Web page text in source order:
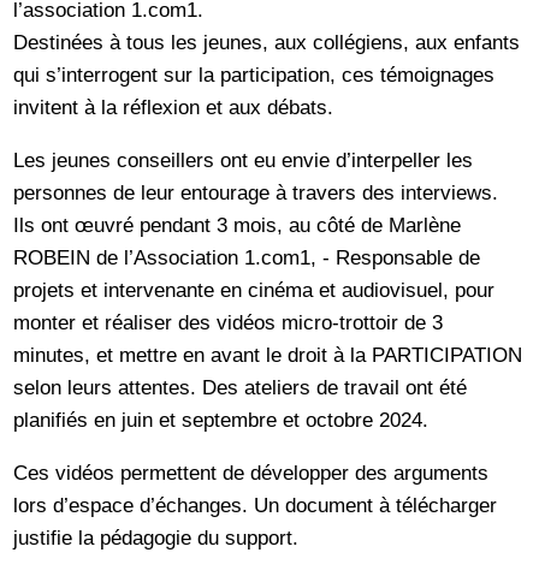
l’association 1.com1.
Destinées à tous les jeunes, aux collégiens, aux enfants
qui s’interrogent sur la participation, ces témoignages
invitent à la réflexion et aux débats.
Les jeunes conseillers ont eu envie d’interpeller les
personnes de leur entourage à travers des interviews.
Ils ont œuvré pendant 3 mois, au côté de Marlène
ROBEIN de l’Association 1.com1, - Responsable de
projets et intervenante en cinéma et audiovisuel, pour
monter et réaliser des vidéos micro-trottoir de 3
minutes, et mettre en avant le droit à la PARTICIPATION
selon leurs attentes. Des ateliers de travail ont été
planifiés en juin et septembre et octobre 2024.
Ces vidéos permettent de développer des arguments
lors d’espace d’échanges. Un document à télécharger
justifie la pédagogie du support.